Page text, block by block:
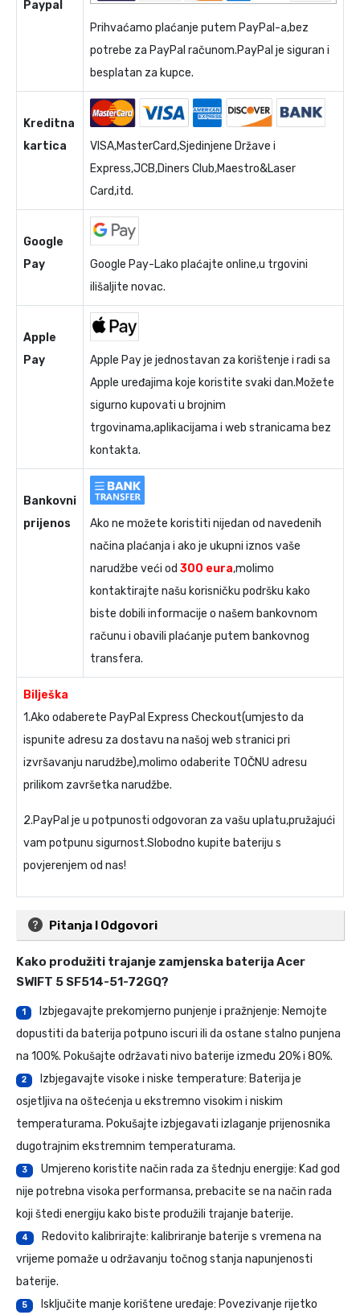
Paypal
Prihvaćamo plaćanje putem PayPal-a,bez
potrebe za PayPal računom.PayPal je siguran i
besplatan za kupce.
Kreditna
kartica
VISA,MasterCard,Sjedinjene Države i
Express,JCB,Diners Club,Maestro&Laser
Card,itd.
Google
Pay
Google Pay-Lako plaćajte online,u trgovini
ilišaljite novac.
Apple
Pay
Apple Pay je jednostavan za korištenje i radi sa
Apple uređajima koje koristite svaki dan.Možete
sigurno kupovati u brojnim
trgovinama,aplikacijama i web stranicama bez
kontakta.
Bankovni
prijenos
Ako ne možete koristiti nijedan od navedenih
načina plaćanja i ako je ukupni iznos vaše
narudžbe veći od 300 eura,molimo
kontaktirajte našu korisničku podršku kako
biste dobili informacije o našem bankovnom
računu i obavili plaćanje putem bankovnog
transfera.
Bilješka
1.Ako odaberete PayPal Express Checkout(umjesto da
ispunite adresu za dostavu na našoj web stranici pri
izvršavanju narudžbe),molimo odaberite TOČNU adresu
prilikom završetka narudžbe.
2.PayPal je u potpunosti odgovoran za vašu uplatu,pružajući
vam potpunu sigurnost.Slobodno kupite bateriju s
povjerenjem od nas!
Pitanja I Odgovori
Kako produžiti trajanje zamjenska baterija Acer
SWIFT 5 SF514-51-72GQ?
1
Izbjegavajte prekomjerno punjenje i pražnjenje: Nemojte
dopustiti da baterija potpuno iscuri ili da ostane stalno punjena
na 100%. Pokušajte održavati nivo baterije između 20% i 80%.
2
Izbjegavajte visoke i niske temperature: Baterija je
osjetljiva na oštećenja u ekstremno visokim i niskim
temperaturama. Pokušajte izbjegavati izlaganje prijenosnika
dugotrajnim ekstremnim temperaturama.
3
Umjereno koristite način rada za štednju energije: Kad god
nije potrebna visoka performansa, prebacite se na način rada
koji štedi energiju kako biste produžili trajanje baterije.
4
Redovito kalibrirajte: kalibriranje baterije s vremena na
vrijeme pomaže u održavanju točnog stanja napunjenosti
baterije.
5
Isključite manje korištene uređaje: Povezivanje rijetko